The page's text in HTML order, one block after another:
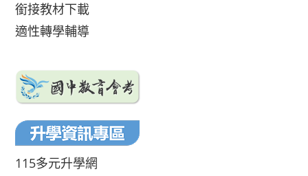
銜接教材下載
適性轉學輔導
115多元升學網